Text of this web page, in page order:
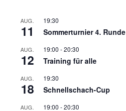
AUG.
11
19:30
Sommerturnier 4. Runde
AUG.
12
19:00 -20:30
Training für alle
AUG.
18
19:30
Schnellschach-Cup
AUG. 19:00 -20:30